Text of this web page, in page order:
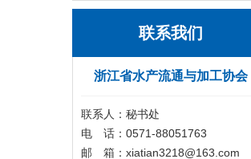
联系我们
浙江省水产流通与加工协会
联系人：秘书处
电 话：0571-88051763
邮 箱：xiatian3218@163.com